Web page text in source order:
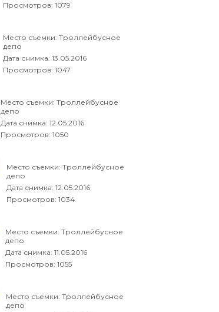
Просмотров: 1079
Место съемки: Троллейбусное
депо
Дата снимка: 13.05.2016
Просмотров: 1047
Место съемки: Троллейбусное
депо
Дата снимка: 12.05.2016
Просмотров: 1050
Место съемки: Троллейбусное
депо
Дата снимка: 12.05.2016
Просмотров: 1034
Место съемки: Троллейбусное
депо
Дата снимка: 11.05.2016
Просмотров: 1055
Место съемки: Троллейбусное
депо